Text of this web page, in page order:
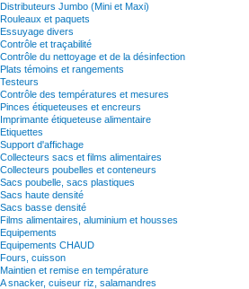
Distributeurs Jumbo (Mini et Maxi)
Rouleaux et paquets
Essuyage divers
Contrôle et traçabilité
Contrôle du nettoyage et de la désinfection
Plats témoins et rangements
Testeurs
Contrôle des températures et mesures
Pinces étiqueteuses et encreurs
Imprimante étiqueteuse alimentaire
Etiquettes
Support d'affichage
Collecteurs sacs et films alimentaires
Collecteurs poubelles et conteneurs
Sacs poubelle, sacs plastiques
Sacs haute densité
Sacs basse densité
Films alimentaires, aluminium et housses
Equipements
Equipements CHAUD
Fours, cuisson
Maintien et remise en température
A snacker, cuiseur riz, salamandres